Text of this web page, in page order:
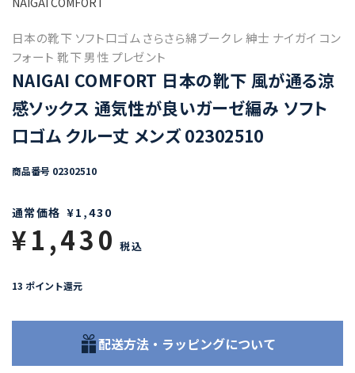
日本の靴下 ソフト口ゴム さらさら綿ブークレ 紳士 ナイガイ コン
フォート 靴下 男性 プレゼント
NAIGAI COMFORT 日本の靴下 風が通る涼
感ソックス 通気性が良いガーゼ編み ソフト
口ゴム クルー丈 メンズ 02302510
商品番号 02302510
通常価格 ¥1,430
¥1,430 税込
13 ポイント還元
配送方法・ラッピングについて